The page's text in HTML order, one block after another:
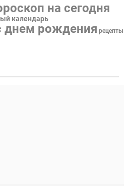
на сегодня
календарь
днем рождения рецепты